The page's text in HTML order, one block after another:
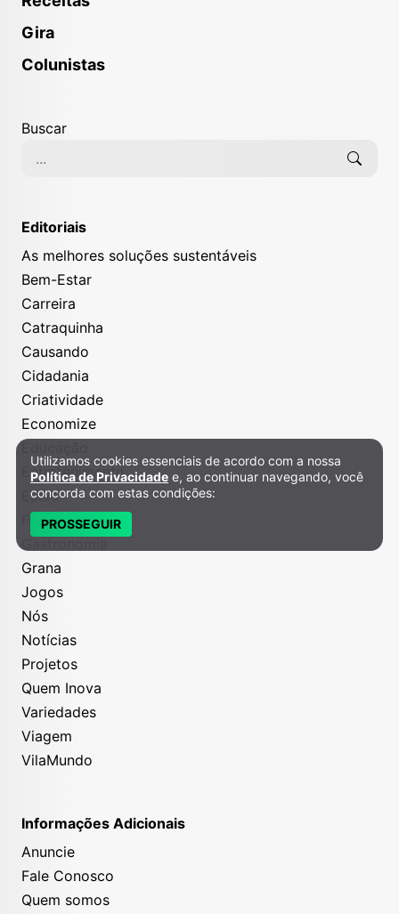
Gira
Colunistas
Buscar
Editoriais
As melhores soluções sustentáveis
Bem-Estar
Carreira
Catraquinha
Causando
Cidadania
Criatividade
Economize
Entretenimento
Estilo
Futuro Geek
Grana
Jogos
Nós
Notícias
Projetos
Quem Inova
Variedades
Viagem
VilaMundo
Informações Adicionais
Anuncie
Fale Conosco
Quem somos
Política de Privacidade e Cookies
Utilizamos cookies essenciais de acordo com a nossa
Política de Privacidade e, ao continuar navegando, você
concorda com estas condições:
PROSSEGUIR